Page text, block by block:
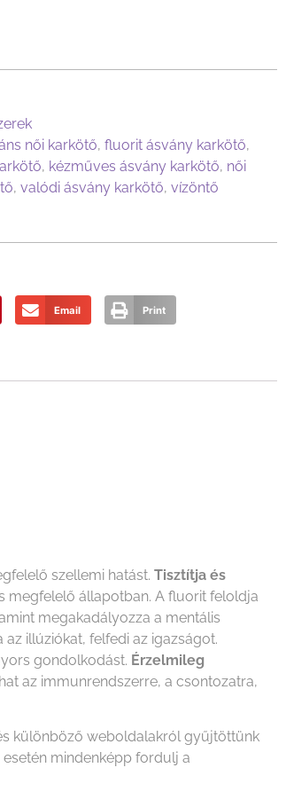
női karkötő, fluorit ásvány karkötő,
, kézműves ásvány karkötő, női
, valódi ásvány karkötő, vízöntő
Email Print
szellemi hatást. Tisztítja és
megfelelő állapotban. A fluorit feloldja
megakadályozza a mentális
az illúziókat, felfedi az igazságot.
gondolkodást. Érzelmileg
az immunrendszerre, a csontozatra,
különböző weboldalakról gyűjtöttünk
mindenképp fordulj a